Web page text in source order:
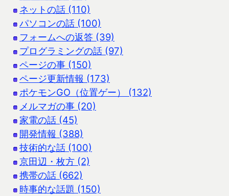
ネットの話 (110)
パソコンの話 (100)
フォームへの返答 (39)
プログラミングの話 (97)
ページの事 (150)
ページ更新情報 (173)
ポケモンGO（位置ゲー） (132)
メルマガの事 (20)
家電の話 (45)
開発情報 (388)
技術的な話 (100)
京田辺・枚方 (2)
携帯の話 (662)
時事的な話題 (150)